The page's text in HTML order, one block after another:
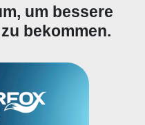
um bessere
bekommen.